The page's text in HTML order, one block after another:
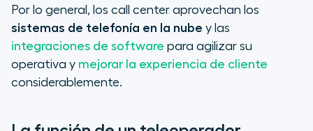
Por lo general, los call center aprovechan los
sistemas de telefonía en la nube y las
integraciones de software para agilizar su
operativa y mejorar la experiencia de cliente
considerablemente.